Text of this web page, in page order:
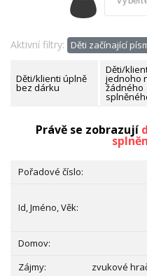
Aktivní filtry: Děti začínající
Děti/klienti úplně
bez dárku
Děti/
jednoho
žádného
Právě se zobrazují
zvukové